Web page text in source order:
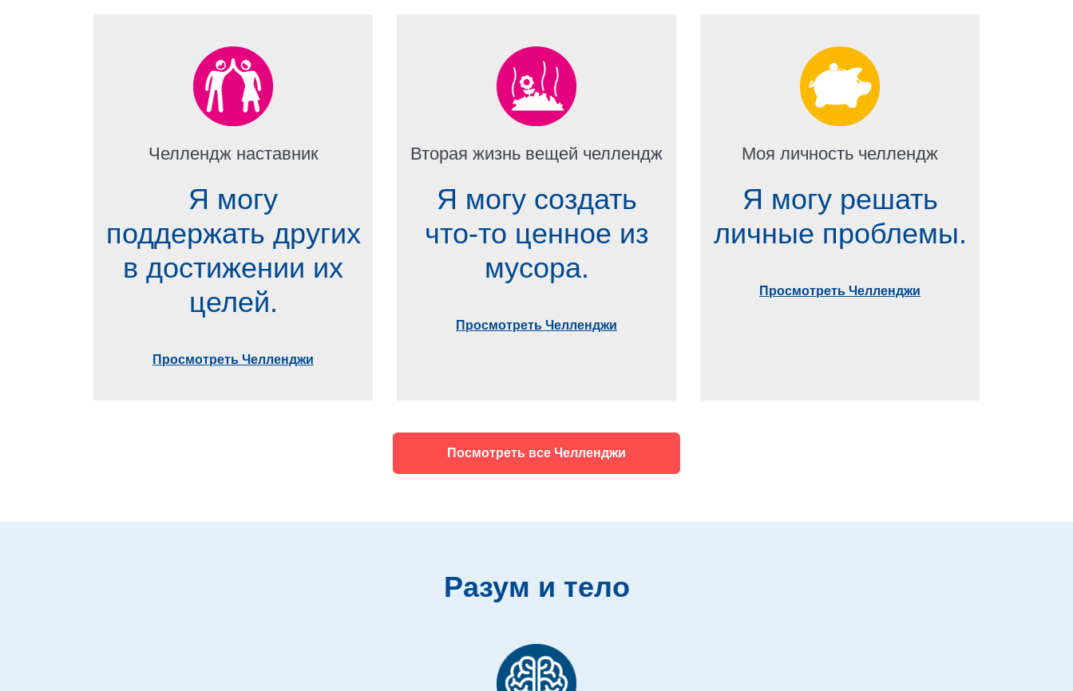
Челлендж наставник
Я могу
поддержать других
в достижении их
целей.
Просмотреть Челленджи
Вторая жизнь вещей челлендж
Я могу создать
что-то ценное из
мусора.
Просмотреть Челленджи
Моя личность челлендж
Я могу решать
личные проблемы.
Просмотреть Челленджи
Посмотреть все Челленджи
Разум и тело